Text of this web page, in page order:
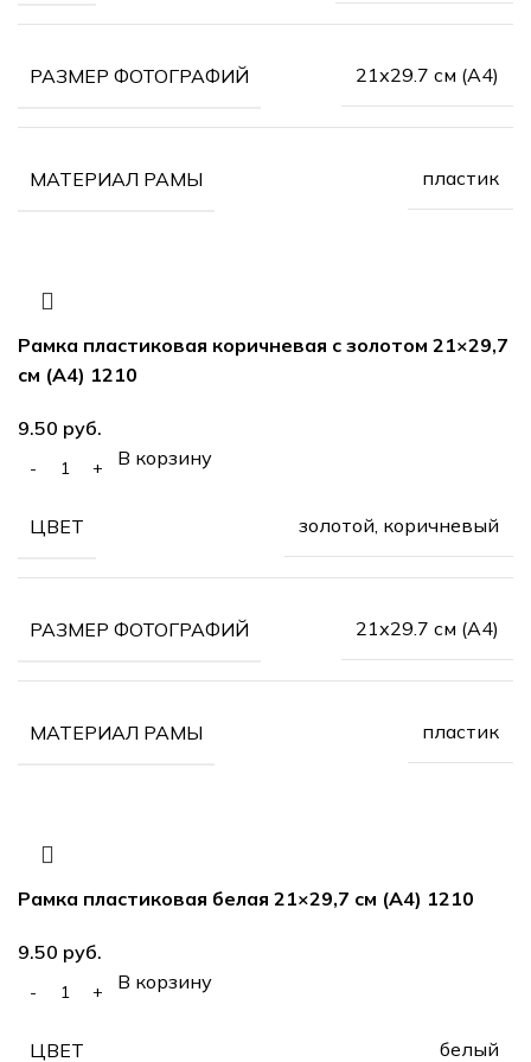
РАЗМЕР ФОТОГРАФИЙ 21х29.7 см (А4)
МАТЕРИАЛ РАМЫ пластик
Рамка пластиковая коричневая с золотом 21×29,7
см (А4) 1210
руб.
В корзину
ЦВЕТ золотой, коричневый
РАЗМЕР ФОТОГРАФИЙ 21х29.7 см (А4)
МАТЕРИАЛ РАМЫ пластик
Рамка пластиковая белая 21×29,7 см (А4) 1210
руб.
В корзину
ЦВЕТ белый